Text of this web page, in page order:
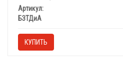
Артикул:
БЗТДиА
КУПИТЬ